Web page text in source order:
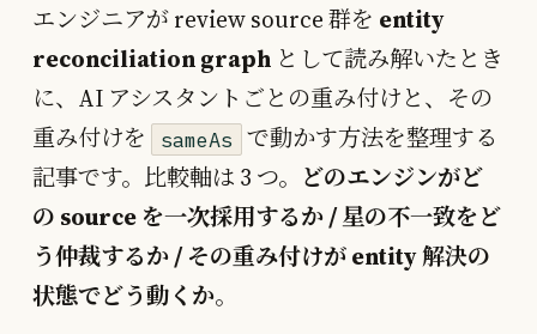
エンジニアが review source 群を entity
reconciliation graph として読み解いたとき
に、AI アシスタントごとの重み付けと、その
重み付けを
sameAs で動かす方法を整理する
記事です。比較軸は 3 つ。 どのエンジンがど
の source を一次採用するか / 星の不一致をど
う仲裁するか / その重み付けが entity 解決の
状態でどう動くか。